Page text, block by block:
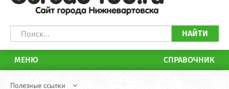
НАЙТИ
МЕНЮ СПРАВОЧНИК
Полезные ссылки